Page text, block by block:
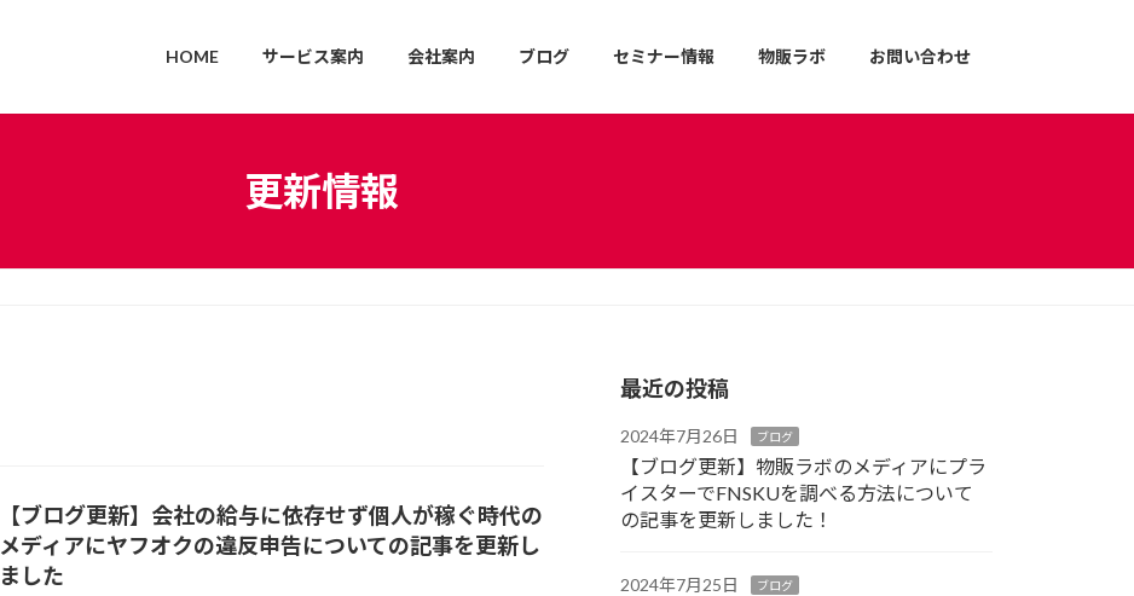
HOME サービス案内 会社案内 ブログ セミナー情報 物販ラボ お問い合わせ
更新情報
【ブログ更新】会社の給与に依存せず個人が稼ぐ時代の
メディアにヤフオクの違反申告についての記事を更新し
ました
最近の投稿
2024年7月26日 ブログ
【ブログ更新】物販ラボのメディアにプラ
イスターでFNSKUを調べる方法について
の記事を更新しました！
2024年7月25日 ブログ